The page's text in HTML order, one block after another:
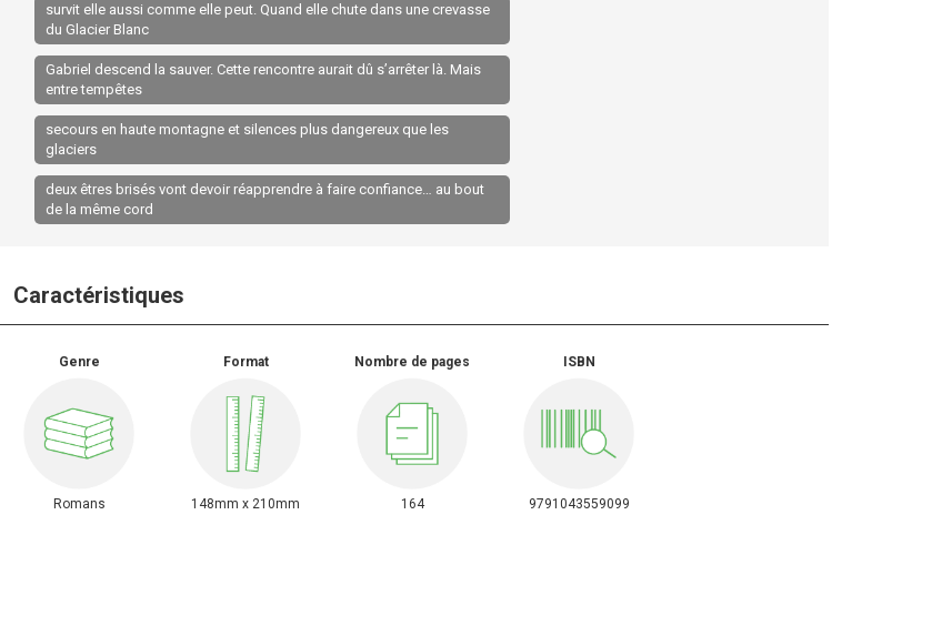
survit elle aussi comme elle peut. Quand elle chute dans une crevasse
du Glacier Blanc
Gabriel descend la sauver. Cette rencontre aurait dû s’arrêter là. Mais
entre tempêtes
secours en haute montagne et silences plus dangereux que les
glaciers
deux êtres brisés vont devoir réapprendre à faire confiance… au bout
de la même cord
Caractéristiques
Genre
Romans
Format
148mm x 210mm
Nombre de pages
164
ISBN
9791043559099